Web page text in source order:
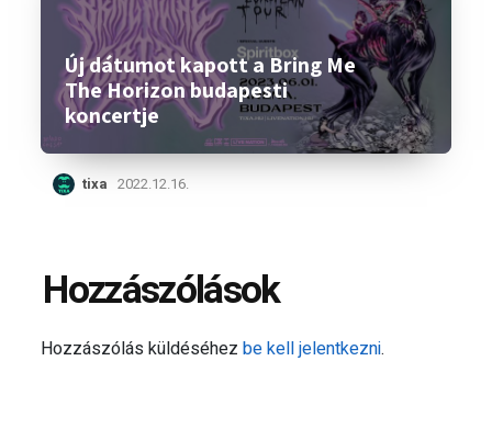
Új dátumot kapott a Bring Me
The Horizon budapesti
koncertje
tixa 2022.12.16.
Hozzászólások
Hozzászólás küldéséhezbe kell jelentkezni.